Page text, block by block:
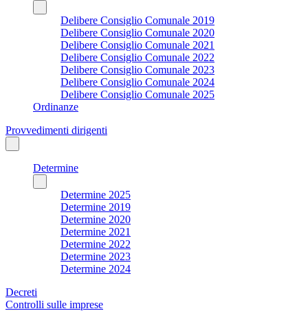
Delibere Consiglio Comunale 2019
Delibere Consiglio Comunale 2020
Delibere Consiglio Comunale 2021
Delibere Consiglio Comunale 2022
Delibere Consiglio Comunale 2023
Delibere Consiglio Comunale 2024
Delibere Consiglio Comunale 2025
Ordinanze
Provvedimenti dirigenti
Determine
Determine 2025
Determine 2019
Determine 2020
Determine 2021
Determine 2022
Determine 2023
Determine 2024
Decreti
Controlli sulle imprese